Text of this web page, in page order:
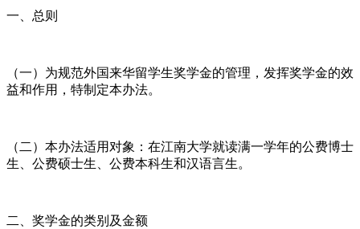
一、总则
（一）为规范外国来华留学生奖学金的管理，发挥奖学金的效
益和作用，特制定本办法。
（二）本办法适用对象：在江南大学就读满一学年的公费博士
生、公费硕士生、公费本科生和汉语言生。
二、奖学金的类别及金额